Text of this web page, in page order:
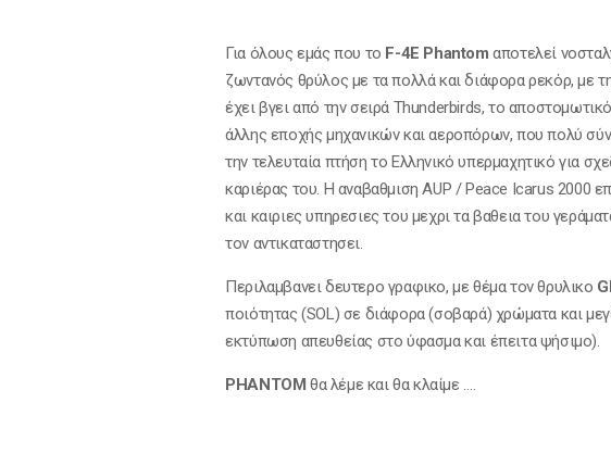
Για όλους εμάς που το F-4E Phantom αποτελεί
ζωντανός θρύλος με τα πολλά και διάφορα ρεκόρ, με
έχει βγει από την σειρά Τhunderbirds, το
άλλης εποχής μηχανικών και αεροπόρων, που πολύ
την τελευταία πτήση το Ελληνικό υπερμαχητικό για
καριέρας του. Η αναβαθμιση ΑUP / Peace Icarus 2000
και καιριες υπηρεσιες του μεχρι τα βαθεια του
τον αντικαταστησει.
Περιλαμβανει δευτερο γραφικο, με θέμα τον θρυλικο
ποιότητας (SOL) σε διάφορα (σοβαρά) χρώματα και
εκτύπωση απευθείας στο ύφασμα και έπειτα ψήσιμο).
PHANTOM θα λέμε και θα κλαίμε ….